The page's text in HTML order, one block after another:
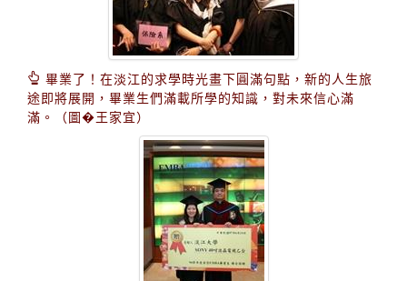
畢業了！在淡江的求學時光畫下圓滿句點，新的人生旅
途即將展開，畢業生們滿載所學的知識，對未來信心滿
滿。（圖�王家宜）